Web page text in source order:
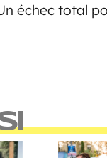
échec total